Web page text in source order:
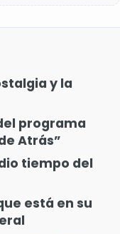
y la
programa
Atrás”
tiempo del
está en su